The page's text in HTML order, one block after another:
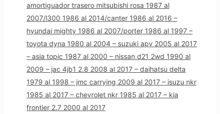
amortiguador trasero mitsubishi rosa 1987 al
2007/l300 1986 al 2014/canter 1986 al 2016 –
hyundai mighty 1986 al 2007/porter 1986 al 1997 –
toyota dyna 1980 al 2004 – suzuki apv 2005 al 2017
– asia topic 1987 al 2000 – nissan d21 2wd 1990 al
2009 – jac 4jb1 2.8 2008 al 2017 – daihatsu delta
1979 al 1998 – jmc carrying 2009 al 2017 – isuzu nkr
1985 al 2017 – chevrolet nkr 1985 al 2017 – kia
frontier 2.7 2000 al 2017